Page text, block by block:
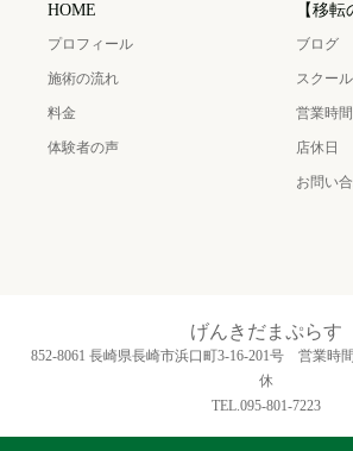
HOME
プロフィール
施術の流れ
料金
体験者の声
【移転
ブログ
スクール
営業時
店休日
お問い
げんきだまぷらす
852-8061 長崎県長崎市浜口町3‐16‐201号 営業時
休
TEL.095-801-7223